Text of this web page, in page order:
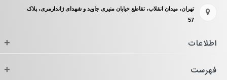
تهران، میدان انقلاب، تقاطع خیابان منیری جاوید و شهدای ژاندارمری، پلاک
57
اطلاعات +
فهرست +